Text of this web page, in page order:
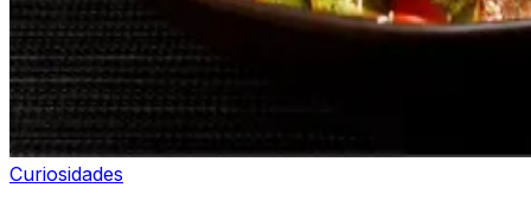
Curiosidades